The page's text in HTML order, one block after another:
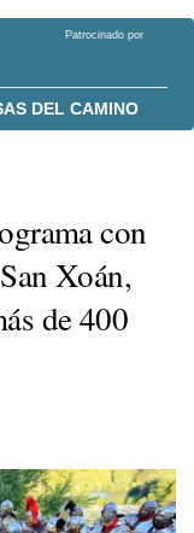
Patrocinado por
DEL CAMINO
con
Xoán,
de 400